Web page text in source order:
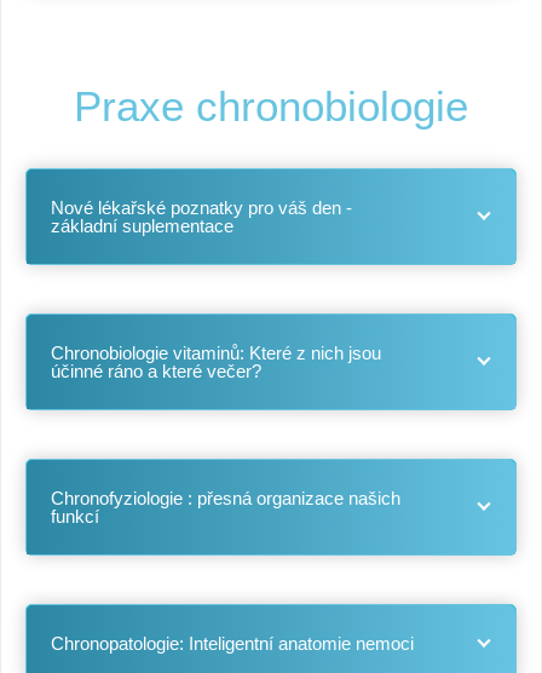
Praxe chronobiologie
Nové lékařské poznatky pro váš den -
základní suplementace
Chronobiologie vitaminů: Které z nich jsou
účinné ráno a které večer?
Chronofyziologie : přesná organizace našich
funkcí
Chronopatologie: Inteligentní anatomie nemoci